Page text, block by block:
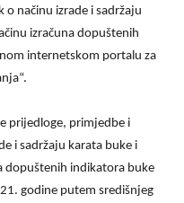
o načinu izrade i sadržaju
izračuna dopuštenih
internetskom portalu za
prijedloge, primjedbe i
i sadržaju karata buke i
dopuštenih indikatora buke
godine putem središnjeg